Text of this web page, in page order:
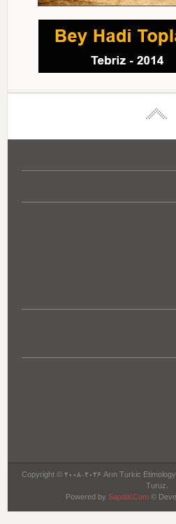
Copyright © 2008-2026 Arın Turkic
Turuz.
Powered by Sapdal.Com©